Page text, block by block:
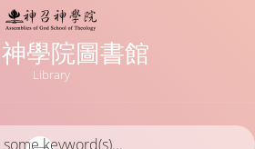
學院圖書館
Library